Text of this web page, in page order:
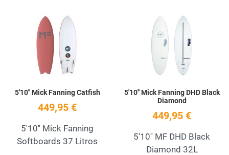
Add to Wishlist
Quick View
5'10'' Mick Fanning Catfish
449,95 €
5'10'' Mick Fanning
Softboards 37 Litros
5'10'' Mick Fanning DHD Black
Diamond
449,95 €
5'10'' MF DHD Black
Diamond 32L